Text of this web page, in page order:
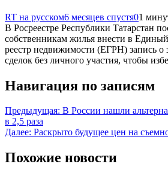
RT на русском6 месяцев спустя01
В Росреестре Республики Татарстан
собственникам жилья внести в
реестр недвижимости (ЕГРН) запись о
сделок без личного участия, чтобы
Навигация по записям
Предыдущая: В России нашли
в 2,5 раза
Далее: Раскрыто будущее цен на
Похожие новости